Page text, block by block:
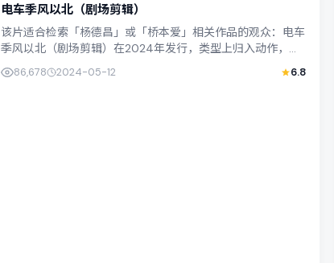
电车季风以北（剧场剪辑）
该片适合检索「杨德昌」或「桥本爱」相关作品的观众：电车
季风以北（剧场剪辑）在2024年发行，类型上归入动作，叙
事焦点落在家庭与社会的交错地带；配...
86,678 2024-05-12 6.8